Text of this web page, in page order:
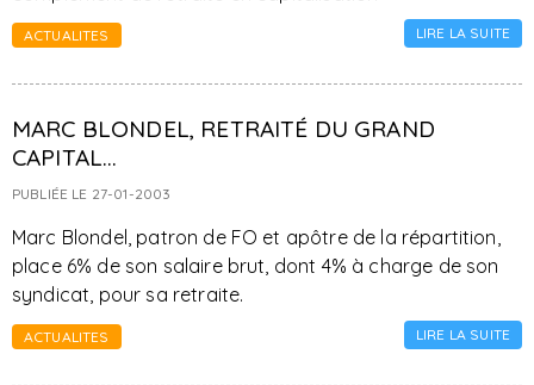
ACTUALITES LIRE LA SUITE
MARC BLONDEL, RETRAITÉ DU GRAND
CAPITAL...
PUBLIÉE LE 27-01-2003
Marc Blondel, patron de FO et apôtre de la répartition,
place 6% de son salaire brut, dont 4% à charge de son
syndicat, pour sa retraite.
ACTUALITES LIRE LA SUITE